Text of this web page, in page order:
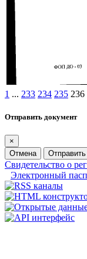
1 ... 233 234 235 236
Отправить документ
×
Отмена
Отправить
Свидетельство о
Электронный